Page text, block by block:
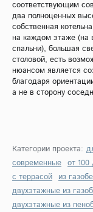
соответствующим
два полноценных
собственная
на каждом этаже (на
спальни), большая
столовой, есть
нюансом является
благодаря
а не в сторону
Категории проекта:
современные от
с террасой из
двухэтажные из
двухэтажные из